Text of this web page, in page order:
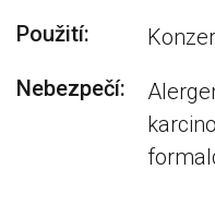
Použití:
Nebezpečí: